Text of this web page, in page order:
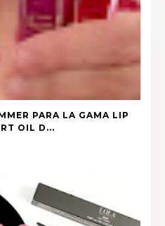
PARA LA GAMA LIP
OIL D...